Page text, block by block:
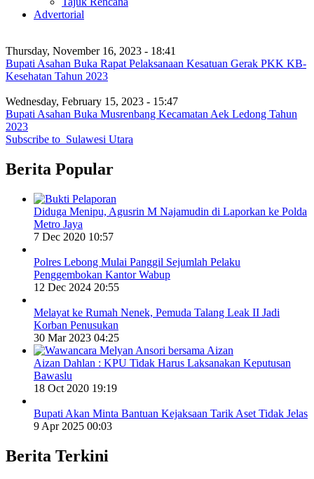
Advertorial
Thursday, November 16, 2023 - 18:41
Bupati Asahan Buka Rapat Pelaksanaan Kesatuan Gerak PKK KB-
Kesehatan Tahun 2023
Wednesday, February 15, 2023 - 15:47
Bupati Asahan Buka Musrenbang Kecamatan Aek Ledong Tahun
2023
Subscribe to Sulawesi Utara
Berita Popular
Diduga Menipu, Agusrin M Najamudin di Laporkan ke Polda
Metro Jaya
7 Dec 2020 10:57
Polres Lebong Mulai Panggil Sejumlah Pelaku
Penggembokan Kantor Wabup
12 Dec 2024 20:55
Melayat ke Rumah Nenek, Pemuda Talang Leak II Jadi
Korban Penusukan
30 Mar 2023 04:25
Aizan Dahlan : KPU Tidak Harus Laksanakan Keputusan
Bawaslu
18 Oct 2020 19:19
Bupati Akan Minta Bantuan Kejaksaan Tarik Aset Tidak Jelas
9 Apr 2025 00:03
Berita Terkini